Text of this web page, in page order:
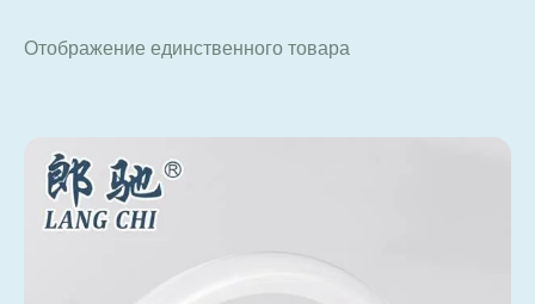
Отображение единственного товара